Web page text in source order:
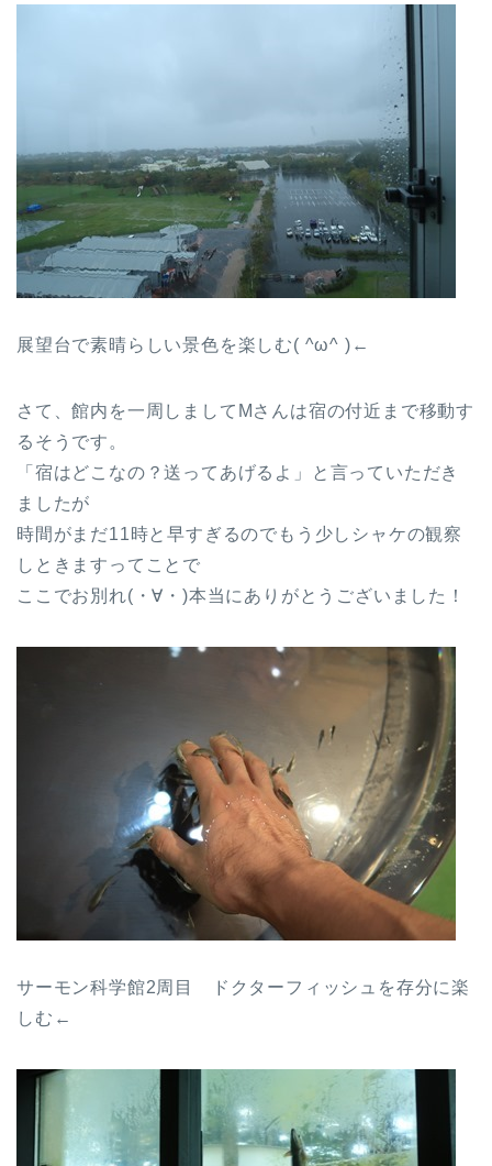
展望台で素晴らしい景色を楽しむ( ^ω^ )←
さて、館内を一周しましてMさんは宿の付近まで移動す
るそうです。
「宿はどこなの？送ってあげるよ」と言っていただき
ましたが
時間がまだ11時と早すぎるのでもう少しシャケの観察
しときますってことで
ここでお別れ(・∀・)本当にありがとうございました！
サーモン科学館2周目 ドクターフィッシュを存分に楽
しむ←